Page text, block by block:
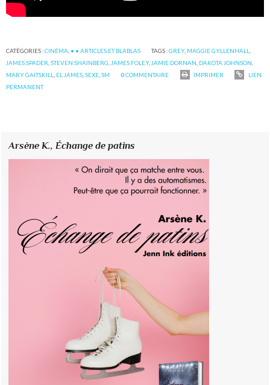
CATÉGORIES :CINÉMA • • ARTICLES ET BLABLAS TAGS :GREY, MAGGIE GYLLENHALL
JAMES SPADER ,STEVEN SHAINBERG JAMES FOLEY, JAMIE DORNAN DAKOTA JOHNSON
MARY GAITSKILL
EL JAMES ,SEXE ,SM 0COMMENTAIRE IMPRIMER
LIEN
PERMANENT
Arsène K.,Échange de patins